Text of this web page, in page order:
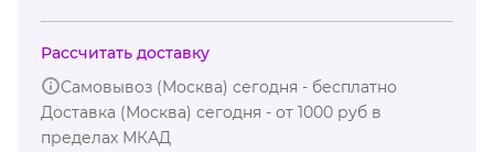
Рассчитать доставку
Самовывоз (Москва) сегодня - бесплатно
Доставка (Москва) сегодня - от 1000 руб в
пределах МКАД